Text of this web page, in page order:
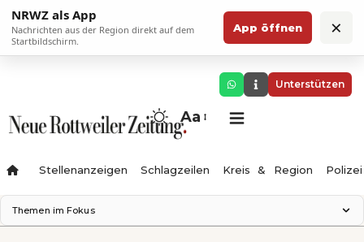
NRWZ als App
Nachrichten aus der Region direkt auf dem
Startbildschirm.
App öffnen ×
Unterstützen
Aa
Stellenanzeigen Schlagzeilen Kreis & Region Polizei
Themen im Fokus